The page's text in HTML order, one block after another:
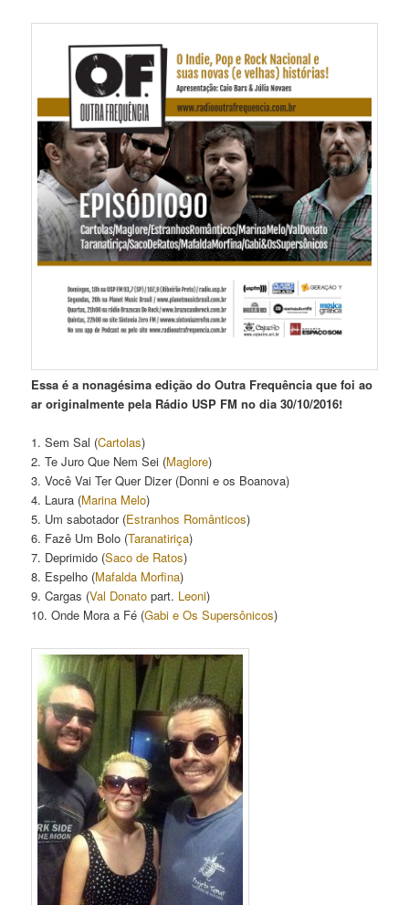
Essa é a nonagésima edição do Outra Frequência que foi ao
ar originalmente pela Rádio USP FM no dia 30/10/2016!
1. Sem Sal (Cartolas)
2. Te Juro Que Nem Sei (Maglore)
3. Você Vai Ter Quer Dizer (Donni e os Boanova)
4. Laura (Marina Melo)
5. Um sabotador (Estranhos Românticos)
6. Fazê Um Bolo (Taranatiriça)
7. Deprimido (Saco de Ratos)
8. Espelho (Mafalda Morfina)
9. Cargas (Val Donato part. Leoni)
10. Onde Mora a Fé (Gabi e Os Supersônicos)